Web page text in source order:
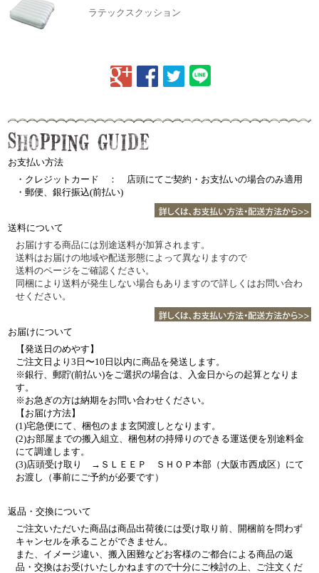
ラテックスクッション
お支払い方法
・クレジットカード ： 店頭にてご契約・お支払いの場合のみ適用
・郵便、銀行振込(前払い)
送料について
お届けする商品には別途送料が加算されます。
送料はお届けの地域や配送形態によって異なりますので
送料のページをご確認ください。
同梱により送料が発生しない場合もありますので詳しくはお問い合わ
せください。
お届けについて
【発送日のめやす】
ご注文日より3日〜10日以内に商品を発送します。
※銀行、郵貯(前払い)をご選択の場合は、入金日からの起算となりま
す。
※お急ぎの方は納期をお問い合わせください。
【お届け方法】
(1)宅急便にて、梱包のまま玄関渡しとなります。
(2)お部屋までの搬入組立、梱包材の持帰りのできる運送便を別途料金
にて調達します。
(3)店頭受け取り →ＳＬＥＥＰ ＳＨＯＰ本部（大阪市西成区）にて
お渡し（事前にご予約が必要です）
返品・交換について
ご注文いただいた商品は商品出荷後には受け取り前、開梱前を問わず
キャンセルを承ることができません。
また、イメージ違い、搬入困難などお客様のご都合による商品の返
品・交換はお受けいたしかねますので十分にご検討の上、ご注文くだ